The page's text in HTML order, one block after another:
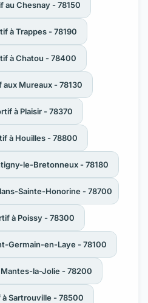
au Chesnay - 78150
à Trappes - 78190
à Chatou - 78400
Mureaux - 78130
à Plaisir - 78370
à Houilles - 78800
le-Bretonneux - 78180
Sainte-Honorine - 78700
à Poissy - 78300
Germain-en-Laye - 78100
la-Jolie - 78200
Sartrouville - 78500